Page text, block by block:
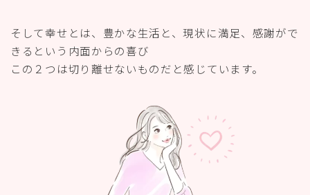
そして幸せとは、豊かな生活と、現状に満足、感謝がで
きるという内面からの喜び
この２つは切り離せないものだと感じています。